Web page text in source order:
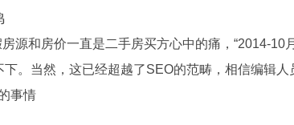
源和房价一直是二手房买方心中的痛，“2014-
。当然，这已经超越了SEO的范畴，相信编辑人
事情